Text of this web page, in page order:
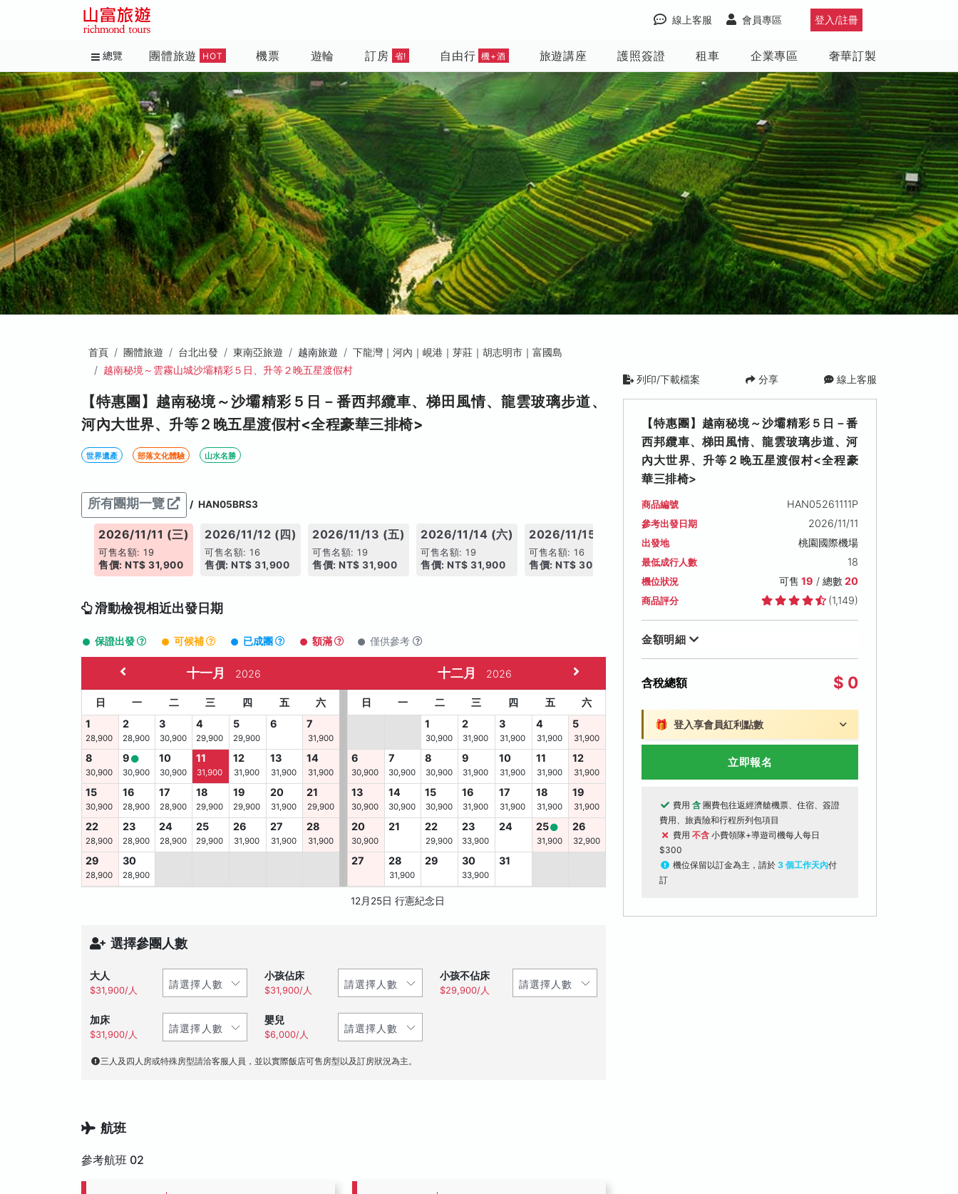
登入/註冊
會員專區
線上客服
總覽 團體旅遊 HOT 機票 遊輪 訂房 省! 自由行 機+酒 旅遊講座 護照簽證 租車 企業專區 奢華訂製
首頁 團體旅遊 台北出發 東南亞旅遊 越南旅遊
下龍灣｜河內｜峴港｜芽莊｜胡志明市｜富國島
越南秘境～雲霧山城沙壩精彩５日、升等２晚五星渡假村
【特惠團】越南秘境～沙壩精彩５日－番西邦纜車、梯田風情、龍雲玻璃步道、
河內大世界、升等２晚五星渡假村<全程豪華三排椅>
世界遺產 部落文化體驗 山水名勝
所有團期一覽 / HAN05BRS3
2026/11/11 (三)
可售名額: 19
售價: NT$ 31,900
2026/11/12 (四)
可售名額: 16
售價: NT$ 31,900
2026/11/13 (五)
可售名額: 19
售價: NT$ 31,900
2026/11/14 (六)
可售名額: 19
售價: NT$ 31,900
2026/11/15 (日)
可售名額: 16
售價: NT$ 30,900
2026/11/16 (一)
售價: NT$ 28,900
2026/11/17 (二)
售價: NT$ 29,900
滑動檢視相近出發日期
保證出發 可候補 已成團 額滿 僅供參考
十一月 2026
日 一 二 三 四 五
六
1
28,900
2
28,900
3
30,900
4
29,900
5
29,900
6 7
31,900
8
30,900
9
30,900
10
30,900
11
31,900
12
31,900
13
31,900
14
31,900
15
30,900
16
28,900
17
28,900
18
29,900
19
29,900
20
31,900
21
29,900
22
28,900
23
28,900
24
28,900
25
29,900
26
31,900
27
31,900
28
31,900
29
28,900
30
28,900
十二月 2026
日 一 二 三 四 五
六
1
30,900
2
31,900
3
31,900
4
31,900
5
31,900
6
30,900
7
30,900
8
30,900
9
31,900
10
31,900
11
31,900
12
31,900
13
30,900
14
30,900
15
30,900
16
31,900
17
31,900
18
31,900
19
31,900
20
30,900
21 22
29,900
23
33,900
24 25
31,900
26
32,900
27 28
31,900
29 30
33,900
31
12月25日 行憲紀念日
選擇參團人數
大人
$31,900/人
小孩佔床
$31,900/人
小孩不佔床
$29,900/人
加床
$31,900/人
嬰兒
$6,000/人
三人及四人房或特殊房型請洽客服人員，並以實際飯店可售房型以及訂房狀況為主。
航班
參考航班 02
列印/下載檔案 分享 線上客服
【特惠團】越南秘境～沙壩精彩５日－番
西邦纜車、梯田風情、龍雲玻璃步道、河
內大世界、升等２晚五星渡假村<全程豪
華三排椅>
商品編號 HAN05261111P
參考出發日期 2026/11/11
出發地 桃園國際機場
最低成行人數 18
機位狀況 可售 19 / 總數20
商品評分 (1,149)
金額明細
含稅總額 $ 0
🎁 登入享會員紅利點數
立即報名
費用 含 團費包往返經濟艙機票、住宿、簽證
費用、旅責險和行程所列包項目
費用 不含 小費領隊+導遊司機每人每日
$300
機位保留以訂金為主，請於 3 個工作天內付
訂